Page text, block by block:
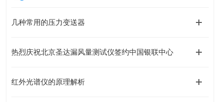
几种常用的压力变送器
热烈庆祝北京圣达漏风量测试仪签约中国银联中心
红外光谱仪的原理解析